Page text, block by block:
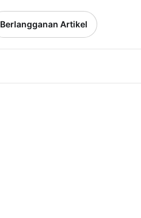
Berlangganan Artikel